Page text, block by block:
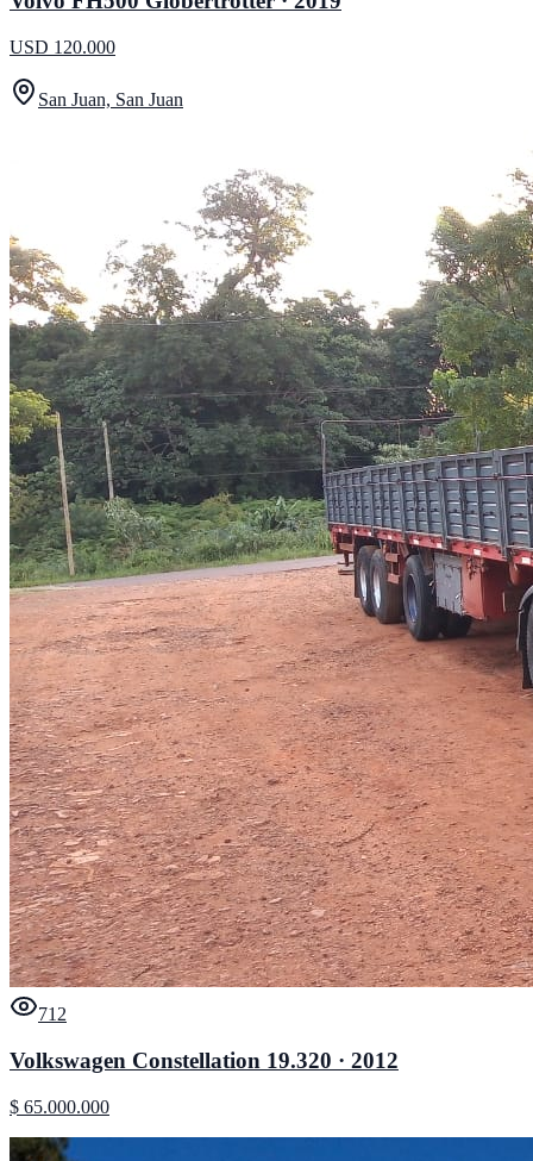
USD 120.000
San Juan, San Juan
712
Volkswagen Constellation 19.320 · 2012
$ 65.000.000